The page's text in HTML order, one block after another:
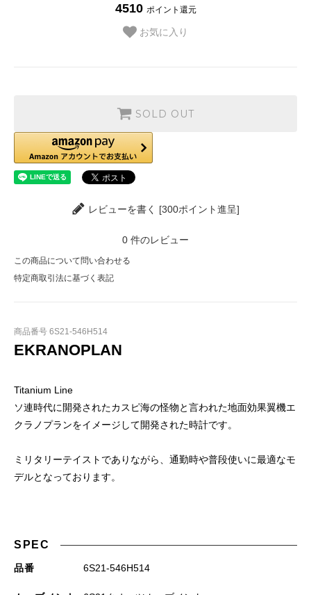
4510 ポイント還元
お気に入り
SOLD OUT
レビューを書く [300ポイント進呈]
0 件のレビュー
この商品について問い合わせる
特定商取引法に基づく表記
商品番号 6S21-546H514
EKRANOPLAN
Titanium Line
ソ連時代に開発されたカスピ海の怪物と言われた地面効果翼機エ
クラノプランをイメージして開発された時計です。
ミリタリーテイストでありながら、通勤時や普段使いに最適なモ
デルとなっております。
SPEC
品番 6S21-546H514